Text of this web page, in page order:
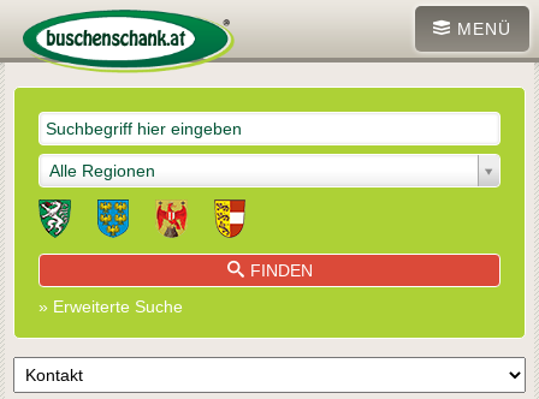
MENÜ
Alle Regionen
FINDEN
» Erweiterte Suche